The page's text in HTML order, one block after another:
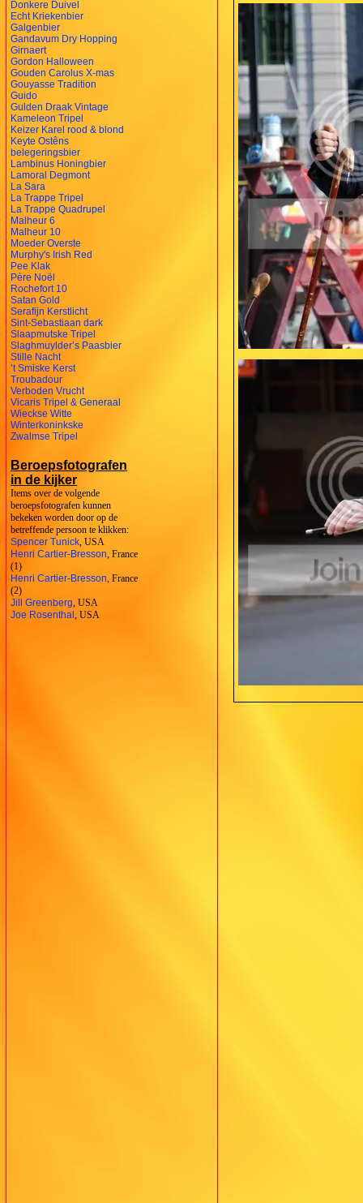
Donkere Duivel
Echt Kriekenbier
Galgenbier
Gandavum Dry Hopping
Girnaert
Gordon Halloween
Gouden Carolus X-mas
Gouyasse Tradition
Guido
Gulden Draak Vintage
Kameleon Tripel
Keizer Karel rood & blond
Keyte Ostêns
belegeringsbier
Lambinus Honingbier
Lamoral Degmont
La Sara
La Trappe Tripel
La Trappe Quadrupel
Malheur 6
Malheur 10
Moeder Overste
Murphy's Irish Red
Pee Klak
Père Noël
Rochefort 10
Satan Gold
Serafijn Kerstlicht
Sint-Sebastiaan dark
Slaapmutske Tripel
Slaghmuylder’s Paasbier
Stille Nacht
’t Smiske Kerst
Troubadour
Verboden Vrucht
Vicaris Tripel & Generaal
Wieckse Witte
Winterkoninkske
Zwalmse Tripel
Beroepsfotografen
in de kijker
Items over de volgende
beroepsfotografen kunnen
bekeken worden door op de
betreffende persoon te klikken:
Spencer Tunick , USA
Henri Cartier-Bresson , France
(1)
Henri Cartier-Bresson , France
(2)
Jill Greenberg , USA
Joe Rosenthal , USA